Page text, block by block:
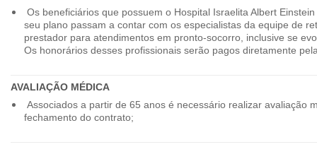
Os beneficiários que possuem o Hospital Israelita Albert
seu plano passam a contar com os especialistas da equipe de
prestador para atendimentos em pronto-socorro, inclusive se
Os honorários desses profissionais serão pagos diretamente
AVALIAÇÃO MÉDICA
Associados a partir de 65 anos é necessário realizar avaliação
fechamento do contrato;